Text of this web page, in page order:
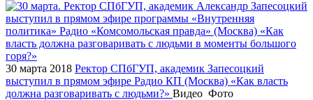
30 марта 2018 Ректор СПбГУП, академик Запесоцкий
выступил в прямом эфире Радио КП (Москва) «Как власть
должна разговаривать с людьми?» Видео Фото